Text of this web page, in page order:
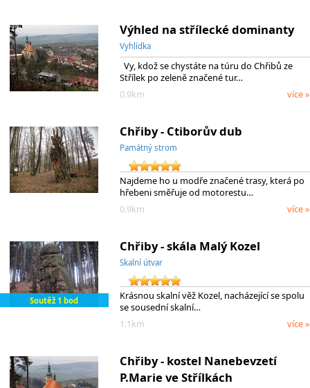
Výhled na střílecké dominanty
Vyhlídka
Vy, kdož se chystáte na túru do Chřibů ze
Střílek po zeleně značené tur…
0.9km
více »
Chřiby - Ctiborův dub
Památný strom
Najdeme ho u modře značené trasy, která po
hřebeni směřuje od motorestu…
0.9km
více »
Soutěž 1 bod
Chřiby - skála Malý Kozel
Skalní útvar
Krásnou skalní věž Kozel, nacházející se spolu
se sousední skalní…
1.1km
více »
Chřiby - kostel Nanebevzetí
P.Marie ve Střílkách